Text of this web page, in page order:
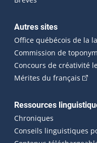
Autres sites
Office québécois de la
Commission de
Concours de créativité
Mérites du français
Ressources
Chroniques
Conseils linguistiques